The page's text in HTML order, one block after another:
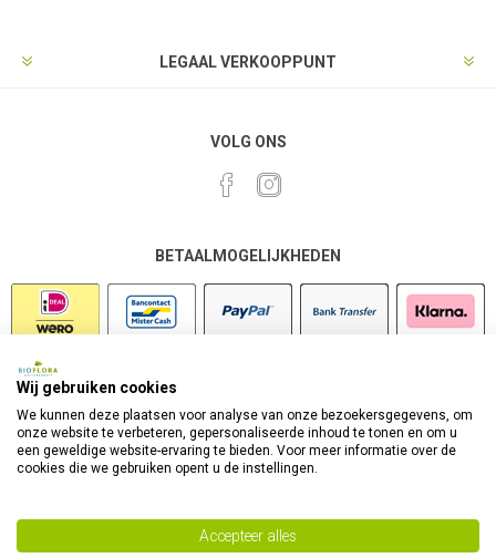
LEGAAL VERKOOPPUNT
VOLG ONS
BETAALMOGELIJKHEDEN
Wij gebruiken cookies
We kunnen deze plaatsen voor analyse van onze bezoekersgegevens, om
onze website te verbeteren, gepersonaliseerde inhoud te tonen en om u
een geweldige website-ervaring te bieden. Voor meer informatie over de
cookies die we gebruiken opent u de instellingen.
Accepteer alles